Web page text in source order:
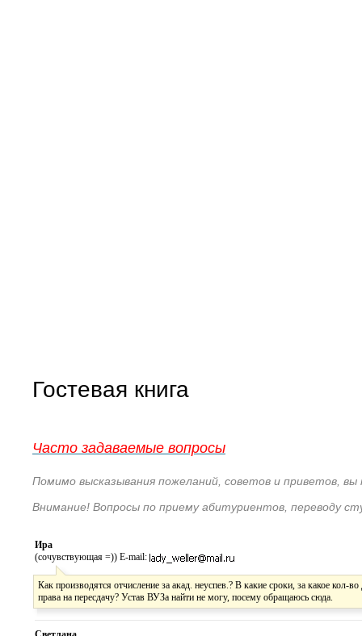
Гостевая книга
Часто задаваемые вопросы
Помимо высказывания пожеланий, советов и приветов,
Внимание! Вопросы по приему абитуриентов, переводу
Ира
(сочувствующая =)) E-mail:
Как производятся отчисление за акад. неуспев.? В какие сроки, за какое
права на пересдачу? Устав ВУЗа найти не могу, посему обращаюсь сюда.